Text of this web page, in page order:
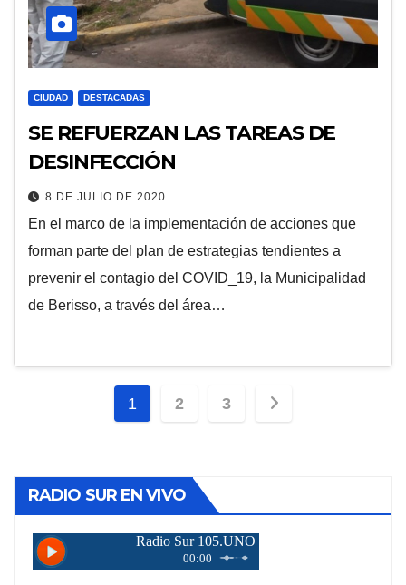
CIUDAD DESTACADAS
SE REFUERZAN LAS TAREAS DE
DESINFECCIÓN
8 DE JULIO DE 2020
En el marco de la implementación de acciones que
forman parte del plan de estrategias tendientes a
prevenir el contagio del COVID_19, la Municipalidad
de Berisso, a través del área…
Paginación
entradas
1 2 3
RADIO SUR EN VIVO